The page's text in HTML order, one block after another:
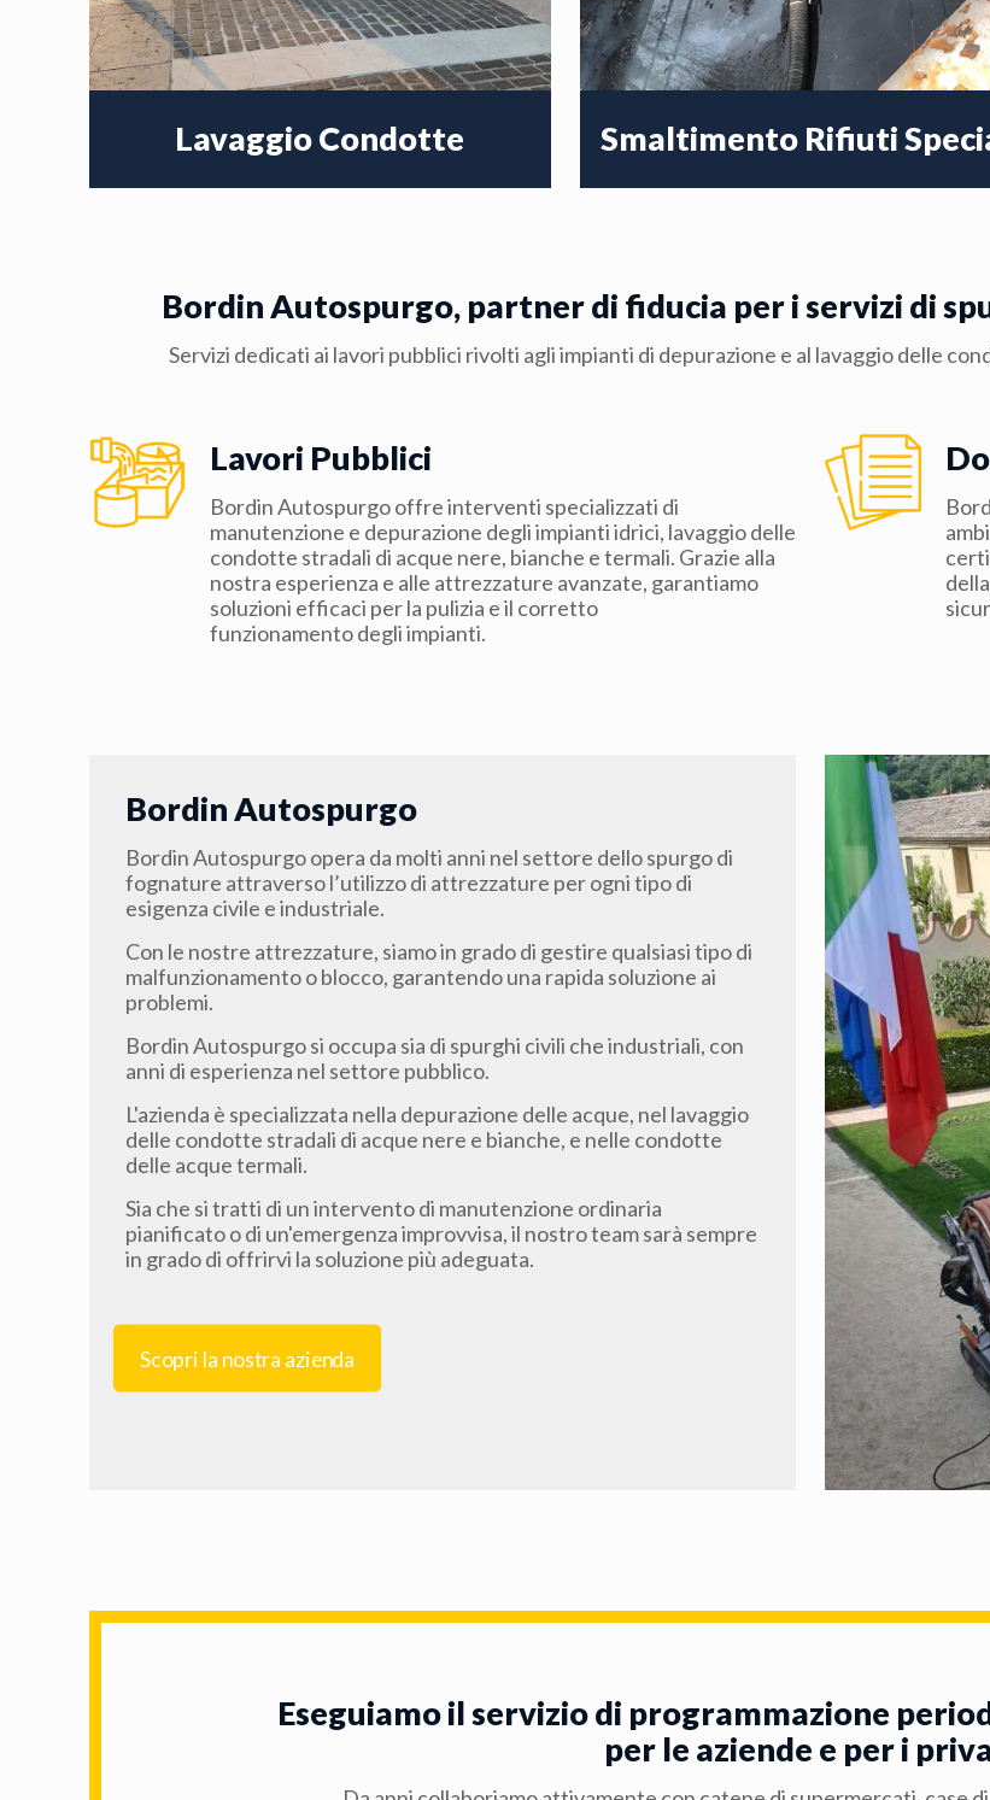
Lavaggio Condotte Smaltimento Rifiuti
Bordin Autospurgo, partner di fiducia per i servizi di
Servizi dedicati ai lavori pubblici rivolti agli impianti di depurazione e al lavaggio delle
Lavori Pubblici
Bordin Autospurgo offre interventi specializzati di
manutenzione e depurazione degli impianti idrici, lavaggio delle
condotte stradali di acque nere, bianche e termali. Grazie alla
nostra esperienza e alle attrezzature avanzate, garantiamo
soluzioni efficaci per la pulizia e il corretto
funzionamento degli impianti.
Bordin Autospurgo
Bordin Autospurgo opera da molti anni nel settore dello spurgo di
fognature attraverso l’utilizzo di attrezzature per ogni tipo di
esigenza civile e industriale.
Con le nostre attrezzature, siamo in grado di gestire qualsiasi tipo di
malfunzionamento o blocco, garantendo una rapida soluzione ai
problemi.
Bordin Autospurgo si occupa sia di spurghi civili che industriali, con
anni di esperienza nel settore pubblico.
L'azienda è specializzata nella depurazione delle acque, nel lavaggio
delle condotte stradali di acque nere e bianche, e nelle condotte
delle acque termali.
Sia che si tratti di un intervento di manutenzione ordinaria
pianificato o di un'emergenza improvvisa, il nostro team sarà sempre
in grado di offrirvi la soluzione più adeguata.
Scopri la nostra azienda
Eseguiamo il servizio di programmazione
per le aziende e per i